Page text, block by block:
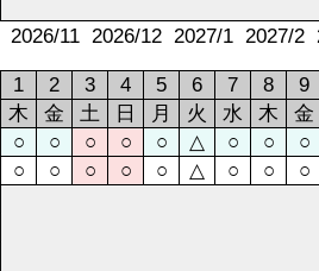
2026/11 2026/12 2027/1 2027/2
1 2 3 4 5 6 7 8
9
木
金 土 日 月 火 水 木
金
○ ○ ○ ○ ○ △ ○ ○
○
○ ○ ○ ○ ○ △ ○ ○
○